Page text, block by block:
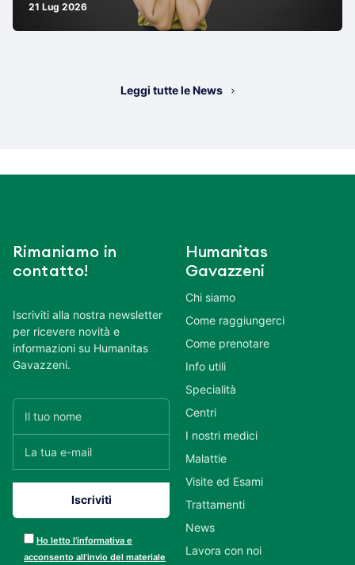
21 Lug 2026
Leggi tutte le News
Rimaniamo in
contatto!
Iscriviti alla nostra newsletter
per ricevere novità e
informazioni su Humanitas
Gavazzeni.
Ho letto l’informativa e
acconsento all’invio del materiale
Humanitas
Gavazzeni
Chi siamo
Come raggiungerci
Come prenotare
Info utili
Specialità
Centri
I nostri medici
Malattie
Visite ed Esami
Trattamenti
News
Lavora con noi